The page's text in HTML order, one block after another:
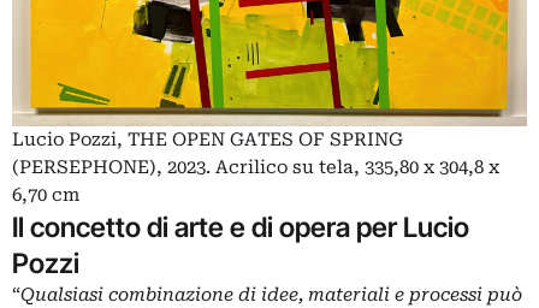
Lucio Pozzi, THE OPEN GATES OF SPRING
(PERSEPHONE), 2023. Acrilico su tela, 335,80 x 304,8 x
6,70 cm
Il concetto di arte e di opera per Lucio
Pozzi
“Qualsiasi combinazione di idee, materiali e processi può